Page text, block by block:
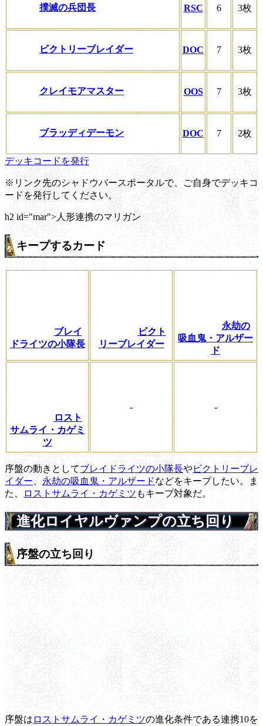
撲滅の兵団長 RSC 6 3枚
ビクトリーブレイダー DOC 7 3枚
クレイモアマスター OOS 7 3枚
ブラッディデーモン DOC 7 2枚
デッキコードを発行
※リンク先のシャドウバースポータルで、ご自身でデッキコ
ードを発行してください。
h2 id="mar">人形連携のマリガン
キープするカード
ブレイ
ドライツの小隊長
ビクト
リーブレイダー
永劫の
吸血鬼・アルザー
ド
ロスト
サムライ・カゲミ
ツ
- -
序盤の動きとしてブレイドライツの小隊長やビクトリーブレ
イダー
永劫の吸血鬼・アルザードなどをキープしたい。ま
た、
ロストサムライ・カゲミツ もキープ対象だ。
進化ロイヤルヴァンプの立ち回り
序盤の立ち回り
序盤は ロストサムライ・カゲミツの進化条件である連携10を